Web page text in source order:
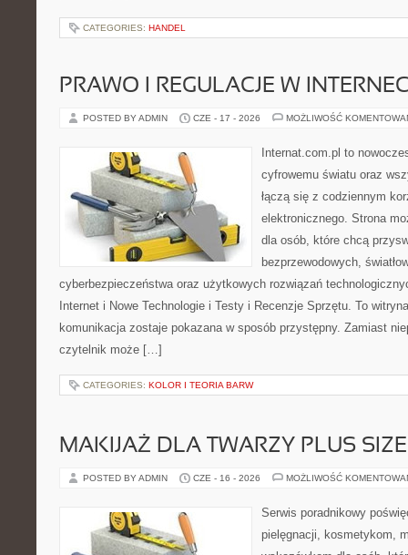
CATEGORIES: HANDEL
PRAWO I REGULACJE W
POSTED BY ADMIN CZE - 17 - 2026 MOŻLIWOŚĆ
Internat.com.pl to
cyfrowemu światu oraz
łączą się z codziennym
elektronicznego. Strona
dla osób, które chcą
bezprzewodowych,
cyberbezpieczeństwa oraz użytkowych rozwiązań
Internet i Nowe Technologie i Testy i Recenzje Sprzętu. To
komunikacja zostaje pokazana w sposób przystępny. Zamiast
czytelnik może […]
CATEGORIES: KOLOR I TEORIA BARW
MAKIJAŻ DLA TWARZY PLUS SIZE
POSTED BY ADMIN CZE - 16 - 2026 MOŻLIWOŚĆ
Serwis poradnikowy
pielęgnacji, kosmetykom,